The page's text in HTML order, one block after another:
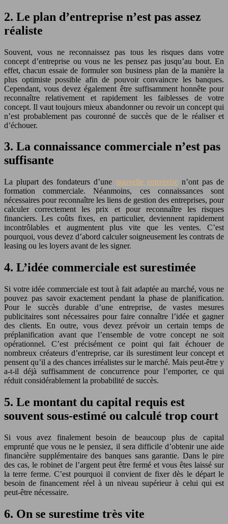
2. Le plan d’entreprise n’est pas assez
réaliste
Souvent, vous ne reconnaissez pas tous les risques dans votre
concept d’entreprise ou vous ne les pensez pas jusqu’au bout. En
effet, chacun essaie de formuler son business plan de la manière la
plus optimiste possible afin de pouvoir convaincre les banques.
Cependant, vous devez également être suffisamment honnête pour
reconnaître relativement et rapidement les faiblesses de votre
concept. Il vaut toujours mieux abandonner ou revoir un concept qui
n’est probablement pas couronné de succès que de le réaliser et
d’échouer.
3. La connaissance commerciale n’est pas
suffisante
La plupart des fondateurs d’une nouvelle entreprisen’ont pas de
formation commerciale. Néanmoins, ces connaissances sont
nécessaires pour reconnaître les liens de gestion des entreprises, pour
calculer correctement les prix et pour reconnaître les risques
financiers. Les coûts fixes, en particulier, deviennent rapidement
incontrôlables et augmentent plus vite que les ventes. C’est
pourquoi, vous devez d’abord calculer soigneusement les contrats de
leasing ou les loyers avant de les signer.
4. L’idée commerciale est surestimée
Si votre idée commerciale est tout à fait adaptée au marché, vous ne
pouvez pas savoir exactement pendant la phase de planification.
Pour le succès durable d’une entreprise, de vastes mesures
publicitaires sont nécessaires pour faire connaître l’idée et gagner
des clients. En outre, vous devez prévoir un certain temps de
préplanification avant que l’ensemble de votre concept ne soit
opérationnel. C’est précisément ce point qui fait échouer de
nombreux créateurs d’entreprise, car ils surestiment leur concept et
pensent qu’il a des chances irréalistes sur le marché. Mais peut-être y
a-t-il déjà suffisamment de concurrence pour l’emporter, ce qui
réduit considérablement la probabilité de succès.
5. Le montant du capital requis est
souvent sous-estimé ou calculé trop court
Si vous avez finalement besoin de beaucoup plus de capital
emprunté que vous ne le pensiez, il sera difficile d’obtenir une aide
financière supplémentaire des banques sans garantie. Dans le pire
des cas, le robinet de l’argent peut être fermé et vous êtes laissé sur
la terre ferme. C’est pourquoi il convient de fixer dès le départ le
besoin de financement réel à un niveau supérieur à celui qui est
peut-être nécessaire.
6. On se surestime très vite